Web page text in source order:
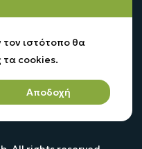
τον ιστότοπο θα
τα cookies.
Αποδοχή